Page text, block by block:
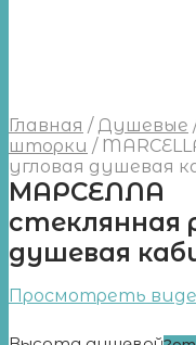
Главная / Душевые
шторки /
угловая душевая
МАРСЕЛЛА
стеклянная
душевая
Просмотреть